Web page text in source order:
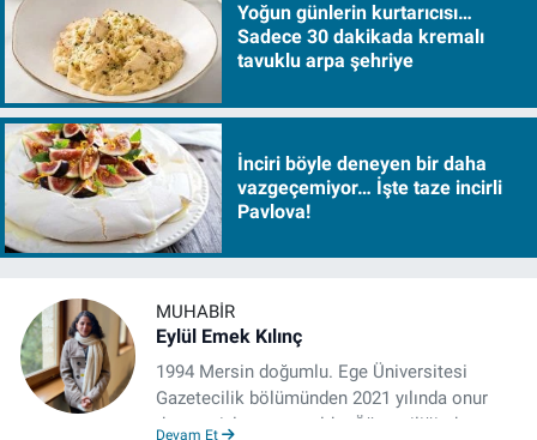
Yoğun günlerin kurtarıcısı…
Sadece 30 dakikada kremalı
tavuklu arpa şehriye
İnciri böyle deneyen bir daha
vazgeçemiyor… İşte taze incirli
Pavlova!
MUHABIR
Eylül Emek Kılınç
1994 Mersin doğumlu. Ege Üniversitesi
Gazetecilik bölümünden 2021 yılında onur
derecesiyle mezun oldu. Öğrenciliğinde
Devam Et